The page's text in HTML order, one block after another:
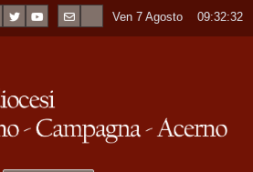
Ven 7 Agosto ----09:32:32